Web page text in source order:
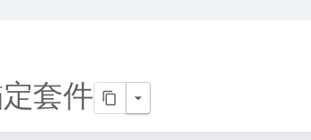
套件